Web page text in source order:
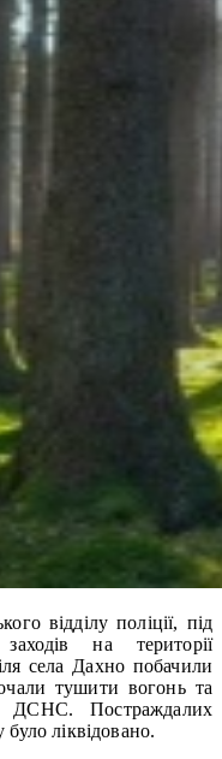
відділу поліції, під
на території
села Дахно побачили
тушити вогонь та
ДСНС. Постраждалих
ліквідовано.